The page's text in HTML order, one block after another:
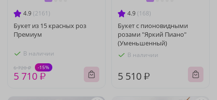
4.9 (2161)
Букет из 15 красных роз
Премиум
В наличии
6 720 ₽ -15%
5 710 ₽
4.9 (168)
Букет с пионовидными
розами "Яркий Пиано"
(Уменьшенный)
В наличии
5 510 ₽